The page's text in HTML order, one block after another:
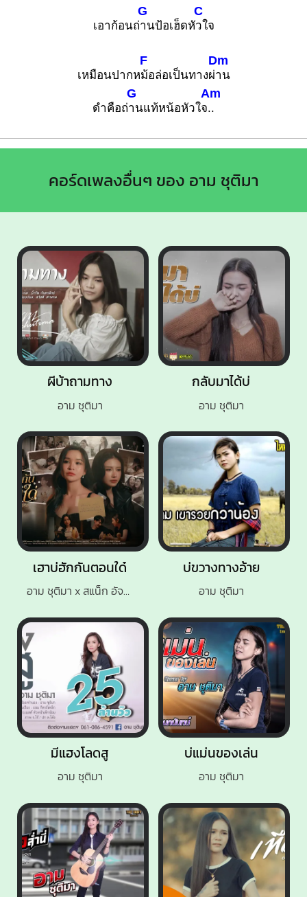
เอาก้อนถ่
G
านป้อเฮ็ดหั
C
วใจ
เหมือนปากห
F
ม้อล่อเป็นทางผ่
Dm
าน
ดำคือถ่
G
านแท้หน้อหัวใจ
Am
..
คอร์ดเพลงอื่นๆ ของ อาม ชุติมา
มีแฮงโลดสู
อาม ชุติมา
กลับมาได้บ่
อาม ชุติมา
ผีบ้าถามทาง
อาม ชุติมา
บ่ขวางทางอ้าย
อาม ชุติมา
บ่แม่นของเล่น
อาม ชุติมา
เฮาบ่ฮักกันตอนใด๋
อาม ชุติมา x สแน็ก อัจฉรีย์